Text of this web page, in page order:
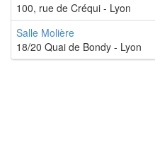
100, rue de Créqui - Lyon
Salle Molière
18/20 Quai de Bondy - Lyon